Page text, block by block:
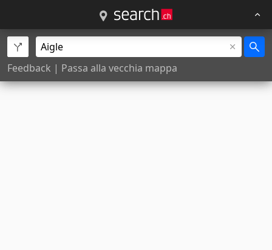
Feedback | Passa alla vecchia mappa